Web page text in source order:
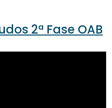
2ª Fase OAB